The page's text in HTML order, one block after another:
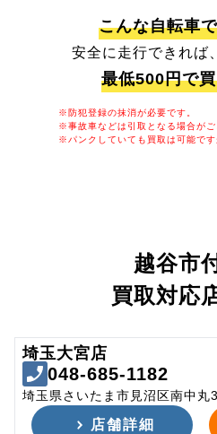
こんな自転車
安全に走行できれば
最低500円で
※防犯登録の抹消が必要です。
※事故車などは引取となる場合がご
※パンクしていても買取は可能です
越谷市
買取対応
埼玉大宮店
048-685-1182
埼玉県さいたま市見沼区南中丸
店舗詳細